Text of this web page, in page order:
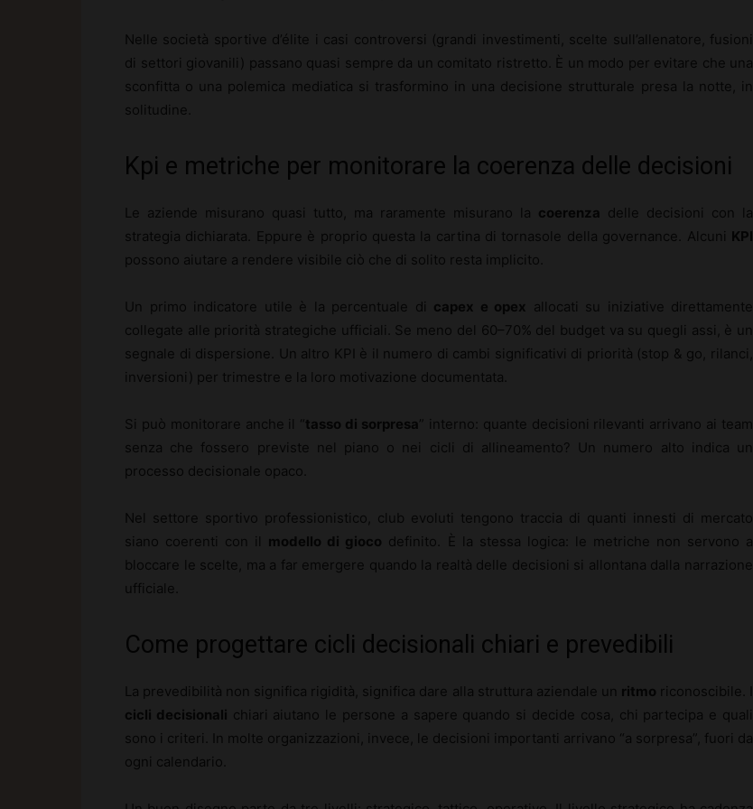
Nelle società sportive d’élite i casi controversi (grandi investimenti, scelte sull’allenatore, fusioni
di settori giovanili) passano quasi sempre da un comitato ristretto. È un modo per evitare che una
sconfitta o una polemica mediatica si trasformino in una decisione strutturale presa la notte, in
solitudine.
Kpi e metriche per monitorare la coerenza delle decisioni
Le aziende misurano quasi tutto, ma raramente misurano la coerenza delle decisioni con la
strategia dichiarata. Eppure è proprio questa la cartina di tornasole della governance. Alcuni KPI
possono aiutare a rendere visibile ciò che di solito resta implicito.
Un primo indicatore utile è la percentuale di capex e opex allocati su iniziative direttamente
collegate alle priorità strategiche ufficiali. Se meno del 60–70% del budget va su quegli assi, è un
segnale di dispersione. Un altro KPI è il numero di cambi significativi di priorità (stop & go, rilanci,
inversioni) per trimestre e la loro motivazione documentata.
Si può monitorare anche il “ tasso di sorpresa” interno: quante decisioni rilevanti arrivano ai team
senza che fossero previste nel piano o nei cicli di allineamento? Un numero alto indica un
processo decisionale opaco.
Nel settore sportivo professionistico, club evoluti tengono traccia di quanti innesti di mercato
siano coerenti con il modello di gioco definito. È la stessa logica: le metriche non servono a
bloccare le scelte, ma a far emergere quando la realtà delle decisioni si allontana dalla narrazione
ufficiale.
Come progettare cicli decisionali chiari e prevedibili
La prevedibilità non significa rigidità, significa dare alla struttura aziendale un ritmo riconoscibile. I
cicli decisionali chiari aiutano le persone a sapere quando si decide cosa, chi partecipa e quali
sono i criteri. In molte organizzazioni, invece, le decisioni importanti arrivano “a sorpresa”, fuori da
ogni calendario.